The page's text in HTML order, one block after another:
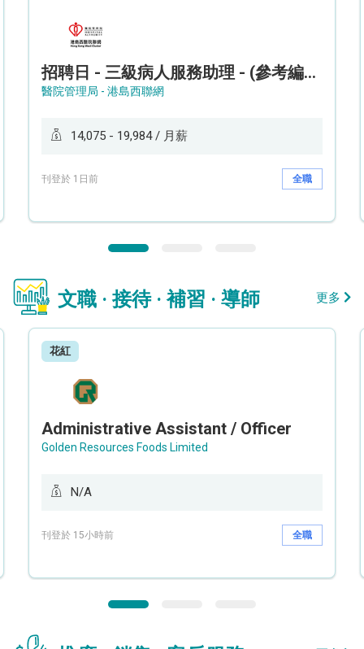
招聘日 - 三級病人服務助理 - (參考編號: HKWCS260107)
醫院管理局 - 港島西聯網
14,075 - 19,984 / 月薪
刊登於 1日前 全職
文職 · 接待 · 補習 · 導師 更多
花紅
Administrative Assistant / Officer
Golden Resources Foods Limited
N/A
刊登於 15小時前 全職